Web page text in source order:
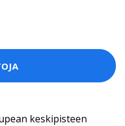
keskipisteen